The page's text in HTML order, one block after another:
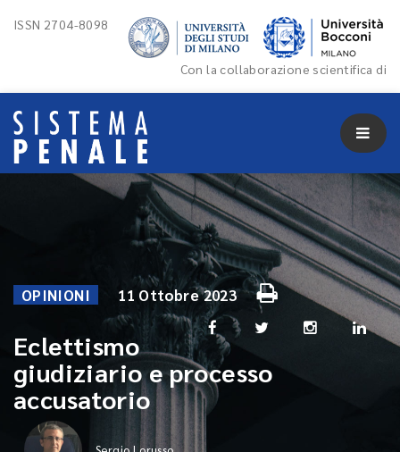
ISSN 2704-8098
Con la collaborazione scientifica di
OPINIONI 11 Ottobre 2023
Eclettismo
giudiziario e processo
accusatorio